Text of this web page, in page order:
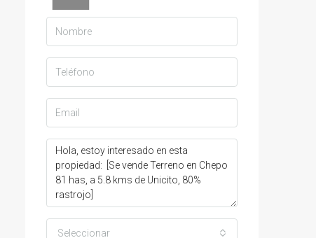
Seleccionar